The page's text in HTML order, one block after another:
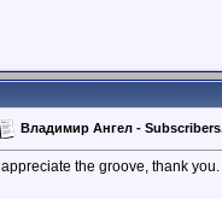
Владимир Ангел -
I appreciate the groove, thank you.